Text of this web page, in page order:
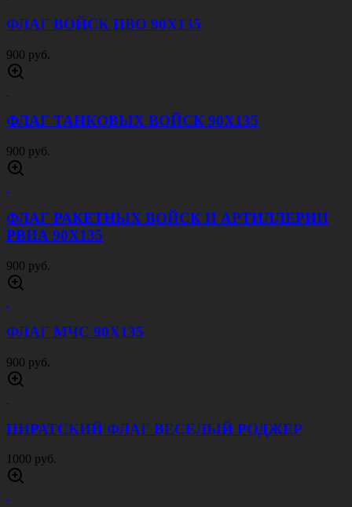
ФЛАГ ВОЙСК ПВО 90Х135
900 руб.
ФЛАГ ТАНКОВЫХ ВОЙСК 90Х135
900 руб.
ФЛАГ РАКЕТНЫХ ВОЙСК И АРТИЛЛЕРИИ
РВИА 90Х135
900 руб.
ФЛАГ МЧС 90Х135
900 руб.
ПИРАТСКИЙ ФЛАГ ВЕСЕЛЫЙ РОДЖЕР
1000 руб.